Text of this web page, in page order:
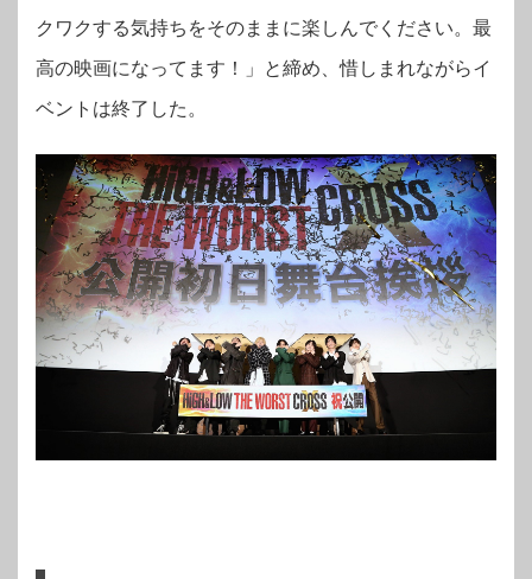
クワクする気持ちをそのままに楽しんでください。最
高の映画になってます！」と締め、惜しまれながらイ
ベントは終了した。